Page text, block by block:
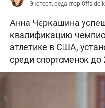
Эксперт, редактор
Анна Черкашина
квалификацию
атлетике в США,
среди спортсменок